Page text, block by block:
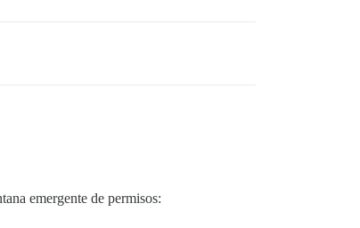
emergente de permisos: